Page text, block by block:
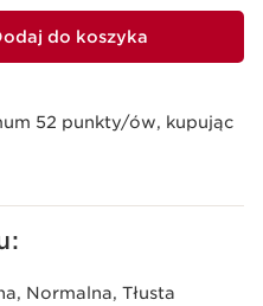
do koszyka
52 punkty/ów, kupując
Normalna, Tłusta